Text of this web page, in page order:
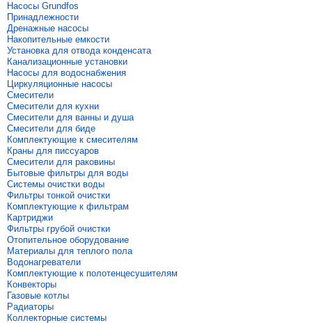
Насосы Grundfos
Принадлежности
Дренажные насосы
Накопительные емкости
Установка для отвода конденсата
Канализационные установки
Насосы для водоснабжения
Циркуляционные насосы
Смесители
Смесители для кухни
Смесители для ванны и душа
Смесители для биде
Комплектующие к смесителям
Краны для писсуаров
Смесители для раковины
Бытовые фильтры для воды
Системы очистки воды
Фильтры тонкой очистки
Комплектующие к фильтрам
Картриджи
Фильтры грубой очистки
Отопительное оборудование
Материалы для теплого пола
Водонагреватели
Комплектующие к полотенцесушителям
Конвекторы
Газовые котлы
Радиаторы
Коллекторные системы